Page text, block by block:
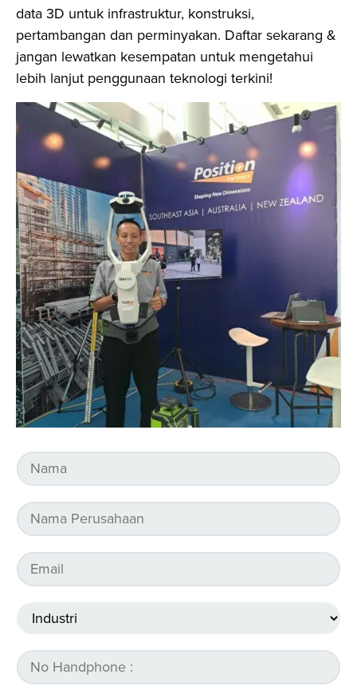
data 3D untuk infrastruktur, konstruksi,
pertambangan dan perminyakan. Daftar sekarang &
jangan lewatkan kesempatan untuk mengetahui
lebih lanjut penggunaan teknologi terkini!